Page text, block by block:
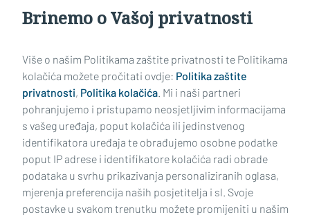
SUFINANCIRANJE PROJEKTA
Tehnološki park Nova Gradiška
VIDI STARIJE ČLANKE
Impressum Uvjeti korištenja Politika privatnosti
Brinemo o Vašoj privatnosti
Više o našim Politikama zaštite privatnosti te Politikama
kolačića možete pročitati ovdje: Politika zaštite
privatnosti, Politika kolačića. Mi i naši partneri
pohranjujemo i pristupamo neosjetljivim informacijama
s vašeg uređaja, poput kolačića ili jedinstvenog
identifikatora uređaja te obrađujemo osobne podatke
poput IP adrese i identifikatore kolačića radi obrade
podataka u svrhu prikazivanja personaliziranih oglasa,
mjerenja preferencija naših posjetitelja i sl. Svoje
postavke u svakom trenutku možete promijeniti u našim